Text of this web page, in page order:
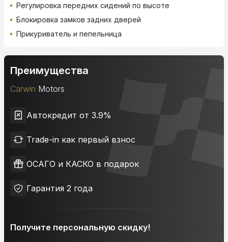
Регулировка передних сидений по высоте
Блокировка замков задних дверей
Прикуриватель и пепельница
Преимущества
Carwin Motors
Автокредит от 3.9%
Trade-in как первый взнос
ОСАГО и КАСКО в подарок
Гарантия 2 года
Получите персональную скидку!